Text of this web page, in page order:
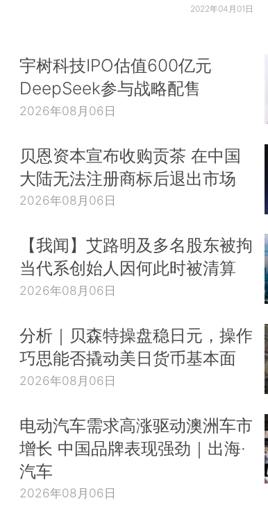
2022年04月01日
宇树科技IPO估值600亿元
DeepSeek参与战略配售
2026年08月06日
贝恩资本宣布收购贡茶 在中国
大陆无法注册商标后退出市场
2026年08月06日
【我闻】艾路明及多名股东被拘
当代系创始人因何此时被清算
2026年08月06日
分析｜贝森特操盘稳日元，操作
巧思能否撬动美日货币基本面
2026年08月06日
电动汽车需求高涨驱动澳洲车市
增长 中国品牌表现强劲｜出海·
汽车
2026年08月06日